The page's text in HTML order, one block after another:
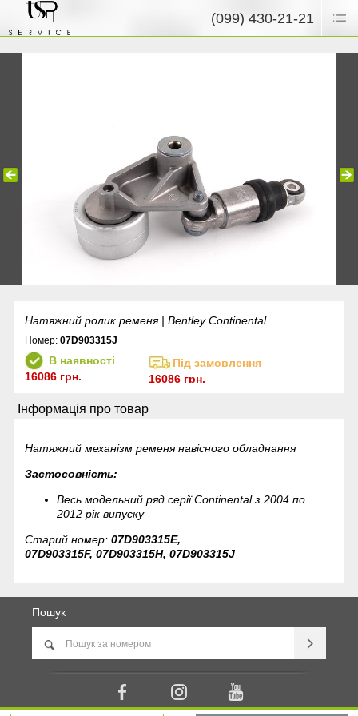
(099) 430-21-21
Натяжний ролик ременя | Bentley Continental
Номер:07D903315J
В наявності
16086 грн.
Під замовлення
16086 грн.
Інформація про товар
Натяжний механізм ременя навісного обладнання
Застосовність:
Весь модельний ряд серії Continental з 2004 по
2012 рік випуску
Старий номер:07D903315E,
07D903315F,07D903315H, 07D903315J
Пошук